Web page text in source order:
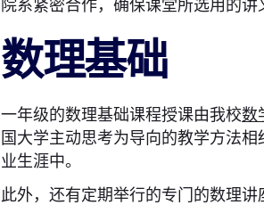
院系紧密合作，确保课堂所选用的
数理基础
一年级的数理基础课程授课由我校数
国大学主动思考为导向的教学方法
业生涯中。
此外，还有定期举行的专门的数理